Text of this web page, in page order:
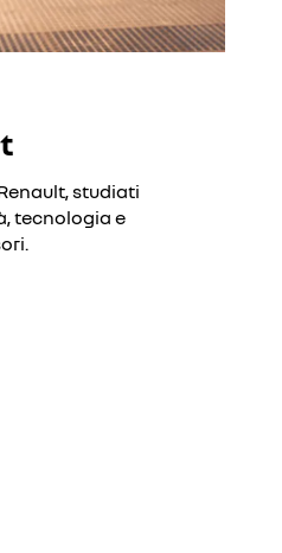
studiati
tecnologia e